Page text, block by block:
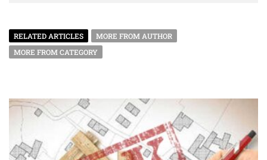
RELATED ARTICLES
MORE FROM AUTHOR
MORE FROM CATEGORY